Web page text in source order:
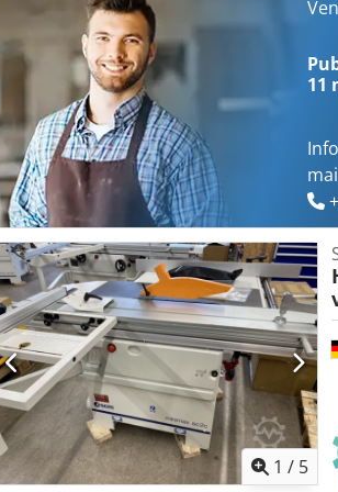
315 mm, Plage d'inclinaison de la butée à
moteur principal : 5,5 ch / 4 kW, Puissance
de travail : 910 mm, Raccord d'aspiration Ø :
: Entrepôt 54634 Bitburg -
Bitburg - prêt à être expédié - - disponible
11
1 / 5